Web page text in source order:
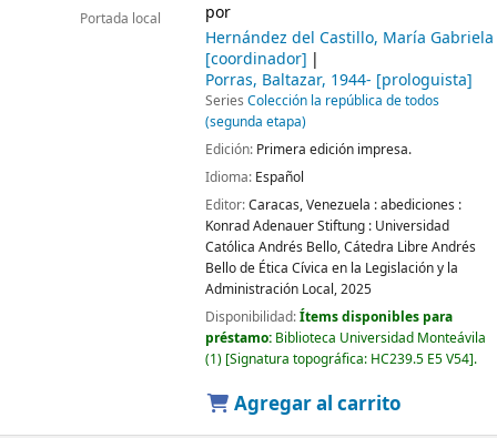
Portada local
por
Hernández del Castillo, María Gabriela
[coordinador]
Porras, Baltazar, 1944- [prologuista]
Series Colección la república de todos
(segunda etapa)
Edición: Primera edición impresa.
Idioma: Español
Editor:Caracas, Venezuela :abediciones :
Konrad Adenauer Stiftung : Universidad
Católica Andrés Bello, Cátedra Libre Andrés
Bello de Ética Cívica en la Legislación y la
Administración Local,2025
Disponibilidad:Ítems disponibles para
préstamo: Biblioteca Universidad Monteávila
(1) Signatura topográfica: HC239.5 E5 V54 .
Agregar al carrito